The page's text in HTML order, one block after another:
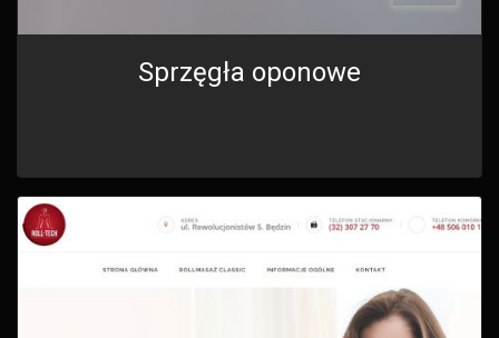
Sprzęgła oponowe